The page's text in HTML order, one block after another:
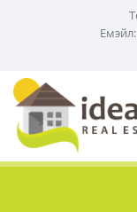
Емэйл: